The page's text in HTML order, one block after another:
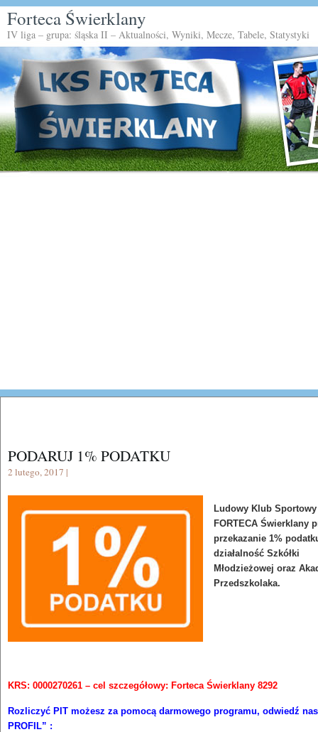
Forteca Świerklany
IV liga – grupa: śląska II – Aktualności, Wyniki, Mecze, Tabele, Statystyki
PODARUJ 1% PODATKU
2 lutego, 2017 |
Ludowy Klub Sportowy
FORTECA Świerklany
przekazanie 1%
działalność Szkółki
Młodzieżowej oraz
Przedszkolaka.
KRS: 0000270261 – cel szczegółowy: Forteca Świerklany 8292
Rozliczyć PIT możesz za pomocą darmowego programu, odwiedź
PROFIL” :